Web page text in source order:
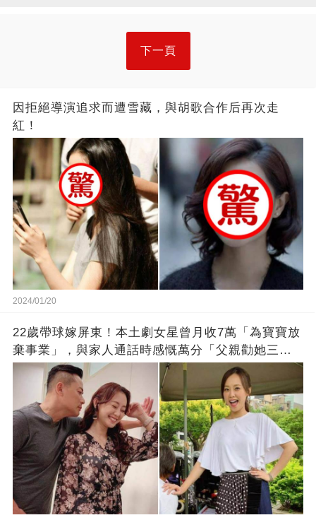
下一頁
因拒絕導演追求而遭雪藏，與胡歌合作后再次走
紅！
2024/01/20
22歲帶球嫁屏東！本土劇女星曾月收7萬「為寶寶放
棄事業」，與家人通話時感慨萬分「父親勸她三
思」：只有過一次眼淚